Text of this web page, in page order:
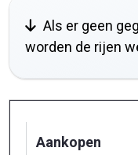
Als er geen
worden de rijen
Aankopen